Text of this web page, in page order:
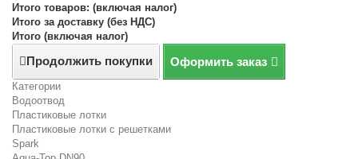
Итого товаров: (включая налог)
Итого за доставку (без НДС)
Итого (включая налог)
Продолжить покупки Оформить заказ
Категории
Водоотвод
Пластиковые лотки
Пластиковые лотки с решетками
Spark